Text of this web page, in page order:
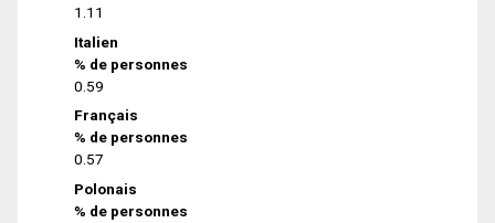
1.11
Italien
% de personnes
0.59
Français
% de personnes
0.57
Polonais
% de personnes